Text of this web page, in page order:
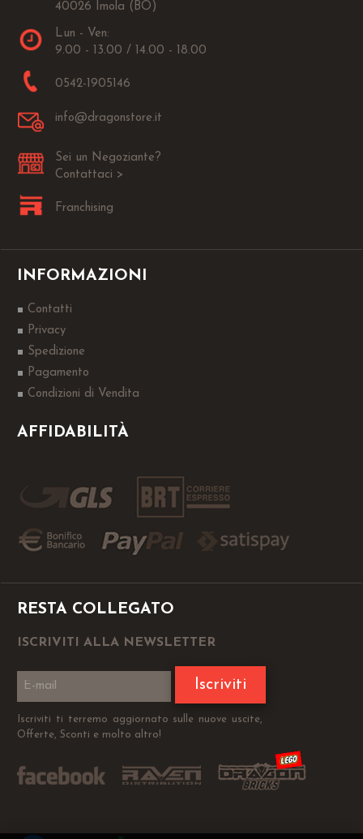
40026 Imola (BO)
Lun - Ven:
9.00 - 13.00 / 14.00 - 18.00
0542-1905146
info@dragonstore.it
Sei un Negoziante?
Contattaci >
Franchising
INFORMAZIONI
Contatti
Privacy
Spedizione
Pagamento
Condizioni di Vendita
AFFIDABILITÀ
RESTA COLLEGATO
ISCRIVITI ALLA NEWSLETTER
Iscriviti
Iscriviti ti terremo aggiornato sulle nuove uscite,
Offerte, Sconti e molto altro!